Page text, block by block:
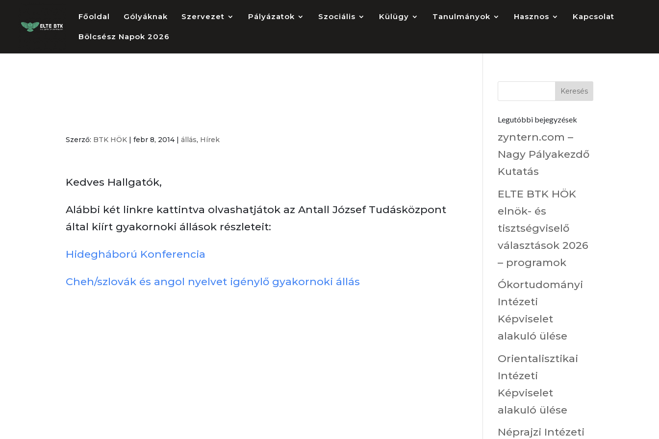
Főoldal Gólyáknak Szervezet Pályázatok Szociális Külügy Tanulmányok Hasznos Kapcsolat
Bölcsész Napok 2026
Szerző: BTK HÖK |febr 8, 2014 |állás, Hírek
Kedves Hallgatók,
Alábbi két linkre kattintva olvashatjátok az Antall József Tudásközpont
által kiírt gyakornoki állások részleteit:
Hidegháború Konferencia
Cheh/szlovák és angol nyelvet igénylő gyakornoki állás
Legutóbbi bejegyzések
zyntern.com –
Nagy Pályakezdő
Kutatás
ELTE BTK HÖK
elnök- és
tisztségviselő
választások 2026
– programok
Ókortudományi
Intézeti
Képviselet
alakuló ülése
Orientalisztikai
Intézeti
Képviselet
alakuló ülése
Néprajzi Intézeti